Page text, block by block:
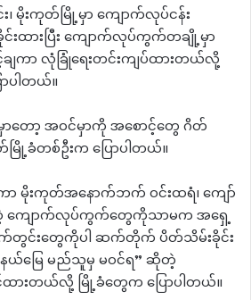
မိုးကုတ်မြို့မှာ ကျောက်လုပ်ငန်း
းထားပြီး ကျောက်လုပ်ကွက်တချို့မှာ
ချကာ လုံခြုံရေးတင်းကျပ်ထားတယ်လို့
ပါတယ်။
တော့ အဝင်မှာကို အစောင့်တွေ ဂိတ်
ြို့ခံတစ်ဦးက ပြောပါတယ်။
မိုးကုတ်အနောက်ဘက် ဝင်းထရံ၊ ကျော်
တဲ့ ကျောက်လုပ်ကွက်တွေကိုသာမက အရှေ့
တွင်းတွေကိုပါ ဆက်တိုက် ပိတ်သိမ်းခိုင်း
ယ်မြေ မည်သူမှ မဝင်ရ” ဆိုတဲ့
ားတယ်လို့ မြို့ခံတွေက ပြောပါတယ်။